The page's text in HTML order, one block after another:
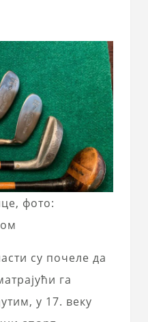
фото:
су почеле да
га
у 17. веку